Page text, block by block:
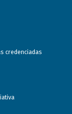
credenciadas